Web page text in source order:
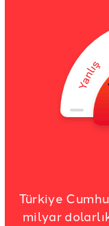
Türkiye
milyar